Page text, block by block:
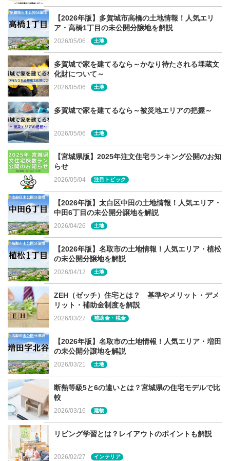
ための、デッキやテラスのアイディアも必見です。
宮城県・仙台市での家づくりに関す
る相談は建てる窓口へ
今回ご紹介させて頂いた内容についてもっと詳しく知りた
い方、ぜひ「建てる窓口」へご相談ください。
「建てる窓口」は、宮城県・仙台市など宮城県内全域で家
づくりを検討している方向けの無料相談窓口です。宮城県
内イオンモール２店舗（新利府南館店、富谷店）でご相談
頂けます。お気軽にお問合せください。
詳しくはこちら
【2026年版】多賀城市高橋の土地情報！人気エリ
ア・高橋1丁目の未公開分譲地を解説
2026/05/06 土地
多賀城で家を建てるなら～かなり待たされる埋蔵文
化財について～
2026/05/06 土地
多賀城で家を建てるなら～被災地エリアの把握～
2026/05/06 土地
【宮城県版】2025年注文住宅ランキング公開のお知
らせ
2026/05/04 注目トピック
【2026年版】太白区中田の土地情報！人気エリア・
中田6丁目の未公開分譲地を解説
2026/04/26 土地
【2026年版】名取市の土地情報！人気エリア・植松
の未公開分譲地を解説
2026/04/12 土地
ZEH（ゼッチ）住宅とは？ 基準やメリット・デメ
リット・補助金制度を解説
2026/03/27 補助金・税金
【2026年版】名取市の土地情報！人気エリア・増田
の未公開分譲地を解説
2026/03/21 土地
断熱等級5と6の違いとは？宮城県の住宅モデルで比
較
2026/03/16 建物
リビング学習とは？レイアウトのポイントも解説
2026/02/27 インテリア